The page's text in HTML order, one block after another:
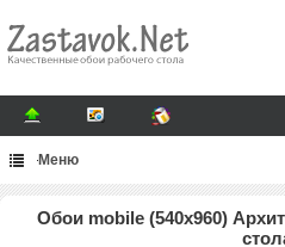
Меню
Обои mobile (540x960)